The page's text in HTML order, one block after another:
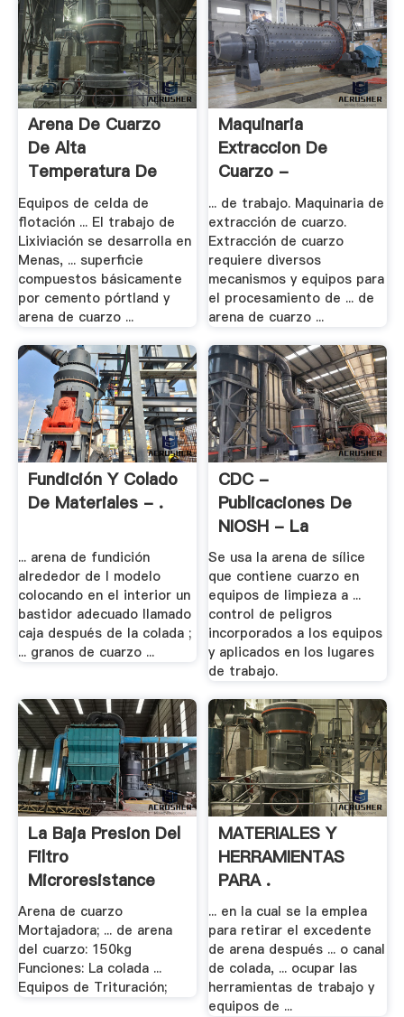
Arena De Cuarzo
De Alta
Temperatura De
Lixiviacion .
Equipos de celda de
flotación ... El trabajo de
Lixiviación se desarrolla en
Menas, ... superficie
compuestos básicamente
por cemento pórtland y
arena de cuarzo ...
Maquinaria
Extraccion De
Cuarzo -
Trituradora De .
... de trabajo. Maquinaria de
extracción de cuarzo.
Extracción de cuarzo
requiere diversos
mecanismos y equipos para
el procesamiento de ... de
arena de cuarzo ...
Fundición Y Colado
De Materiales - .
... arena de fundición
alrededor de l modelo
colocando en el interior un
bastidor adecuado llamado
caja después de la colada ;
... granos de cuarzo ...
CDC -
Publicaciones De
NIOSH - La
Silocosis En Los ...
Se usa la arena de sílice
que contiene cuarzo en
equipos de limpieza a ...
control de peligros
incorporados a los equipos
y aplicados en los lugares
de trabajo.
La Baja Presion Del
Filtro
Microresistance
Arena De .
Arena de cuarzo
Mortajadora; ... de arena
del cuarzo: 150kg
Funciones: La colada ...
Equipos de Trituración;
MATERIALES Y
HERRAMIENTAS
PARA .
... en la cual se la emplea
para retirar el excedente
de arena después ... o canal
de colada, ... ocupar las
herramientas de trabajo y
equipos de ...